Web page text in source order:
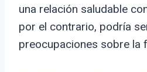
una relación saludable
por el contrario, podría
preocupaciones sobre la